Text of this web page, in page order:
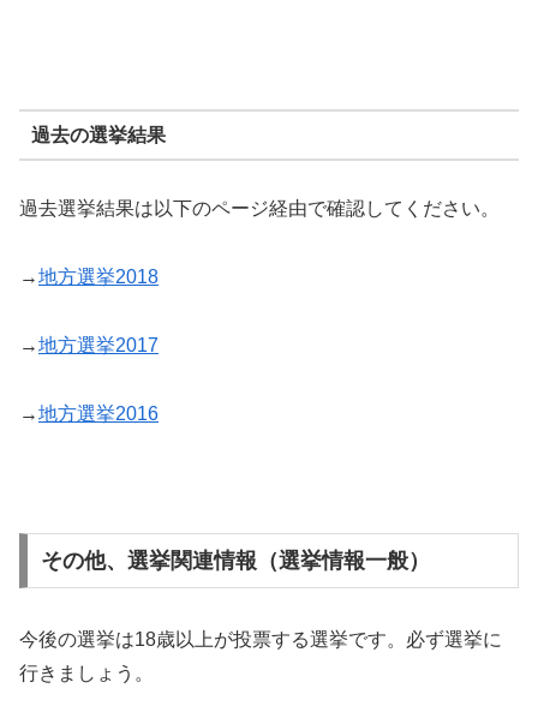
過去の選挙結果
過去選挙結果は以下のページ経由で確認してください。
→地方選挙2018
→地方選挙2017
→地方選挙2016
その他、選挙関連情報（選挙情報一般）
今後の選挙は18歳以上が投票する選挙です。必ず選挙に
行きましょう。